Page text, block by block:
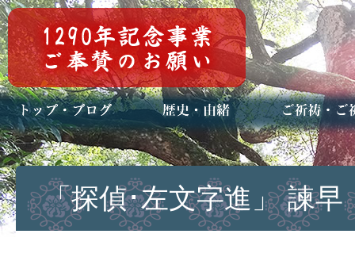
トップページ
ブログ(日々八百万)
お知らせ一覧 歴史・ご祭神
年中行事
メディア掲載 ご祈祷・ご祈
安産祈願
初宮参り
七五三詣
長寿のお祝い
神前結婚式
厄祓い・方位
車のお祓い
地鎮祭
神葬祭（神式
「探偵･左文字進」 諫早